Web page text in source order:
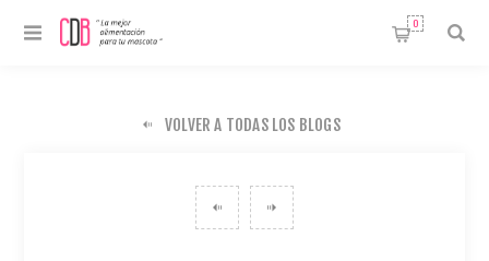
0
VOLVER A TODAS LOS BLOGS